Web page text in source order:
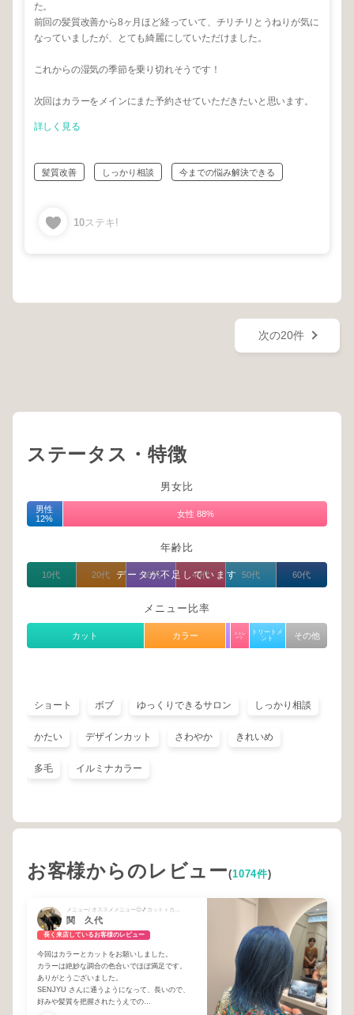
た。
前回の髪質改善から8ヶ月ほど経っていて、チリチリとうねりが気に
なっていましたが、とても綺麗にしていただけました。
これからの湿気の季節を乗り切れそうです！
次回はカラーをメインにまた予約させていただきたいと思います。
詳しく見る
髪質改善 しっかり相談 今までの悩み解決できる
10ステキ!
次の20件
ステータス・特徴
男女比
男性
12%
女性 88%
年齢比
データが不足しています
10代 20代 30代 40代 50代 60代
メニュー比率
カット カラー
ストレ
ート
トリートメ
ント
その他
ショート ボブ ゆっくりできるサロン しっかり相談
かたい デザインカット さわやか きれいめ
多毛 イルミナカラー
お客様からのレビュー(1074件)
関 久代
長く来店しているお客様のレビュー
今回はカラーとカットをお願いしました。
カラーは絶妙な調合の色合いでほぼ満足です。
ありがとうございました。
SENJYU さんに通うようになって、長いので、
好みや髪質を把握されたうえでの